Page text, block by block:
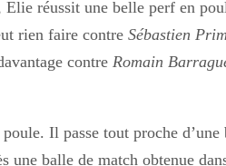
réussit une belle perf en
rien faire contre Sébastien
contre Romain
Il passe tout proche
une balle de match obtenue